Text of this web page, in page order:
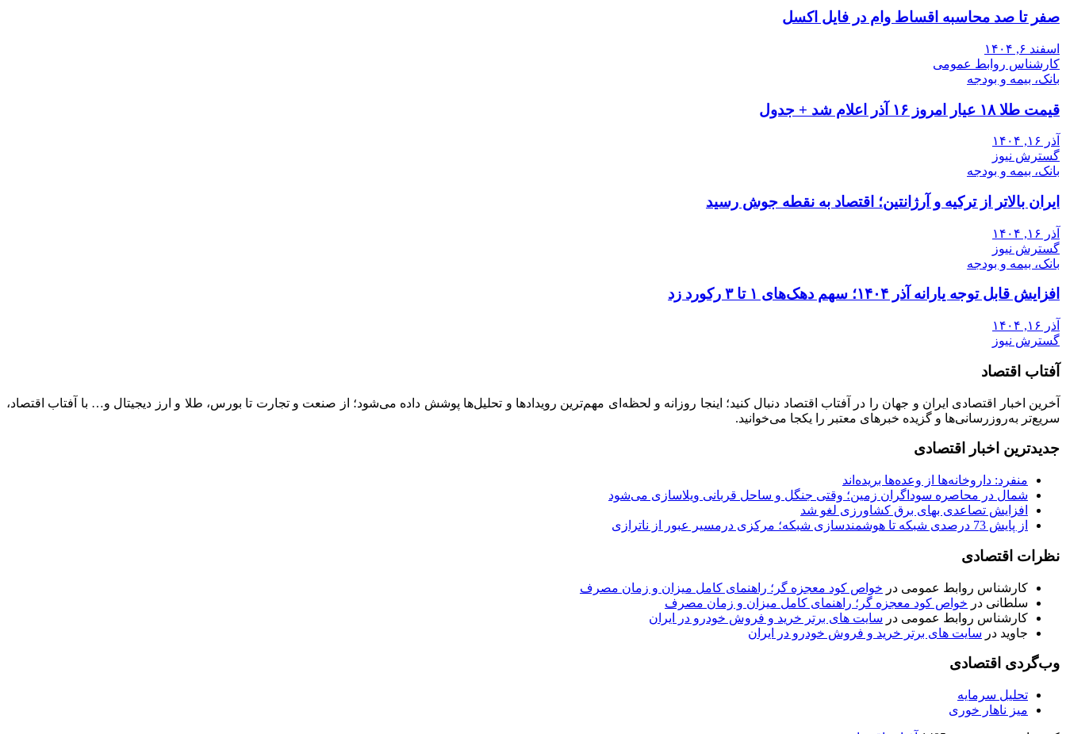
صفر تا صد محاسبه اقساط وام در فایل اکسل
اسفند ۶, ۱۴۰۴
کارشناس روابط عمومی
بانک، بیمه و بودجه
قیمت طلا ۱۸ عیار امروز ۱۶ آذر اعلام شد + جدول
آذر ۱۶, ۱۴۰۴
گسترش نیوز
بانک، بیمه و بودجه
ایران بالاتر از ترکیه و آرژانتین؛ اقتصاد به نقطه جوش رسید
آذر ۱۶, ۱۴۰۴
گسترش نیوز
بانک، بیمه و بودجه
افزایش قابل توجه یارانه آذر ۱۴۰۴؛ سهم دهک‌های ۱ تا ۳ رکورد زد
آذر ۱۶, ۱۴۰۴
گسترش نیوز
آفتاب اقتصاد
آخرین اخبار اقتصادی ایران و جهان را در آفتاب اقتصاد دنبال کنید؛ اینجا روزانه و لحظه‌ای مهم‌ترین رویدادها و تحلیل‌ها پوشش داده می‌شود؛ از صنعت و تجارت تا بورس، طلا و ارز دیجیتال و… با آفتاب اقتصاد،
سریع‌تر به‌روزرسانی‌ها و گزیده خبرهای معتبر را یکجا می‌خوانید.
جدیدترین اخبار اقتصادی
منفرد: داروخانه‌ها از وعده‌ها بریده‌اند
شمال در محاصره سوداگران زمین؛ وقتی جنگل و ساحل قربانی ویلاسازی می‌شود
افزایش تصاعدی بهای برق کشاورزی لغو شد
از پایش 73 درصدی شبکه تا هوشمندسازی شبکه؛ مرکزی درمسیر عبور از ناترازی
نظرات اقتصادی
کارشناس روابط عمومی در خواص کود معجزه گر؛ راهنمای کامل میزان و زمان مصرف
سلطانی در خواص کود معجزه گر؛ راهنمای کامل میزان و زمان مصرف
کارشناس روابط عمومی در سایت های برتر خرید و فروش خودرو در ایران
جاوید در سایت های برتر خرید و فروش خودرو در ایران
وب‌گردی اقتصادی
تحلیل سرمایه
میز ناهار خوری